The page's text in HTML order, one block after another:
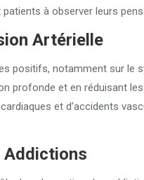
à observer leurs
Artérielle
positifs, notamment sur le
profonde et en réduisant
et d’accidents
Addictions